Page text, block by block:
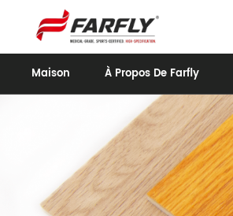
Maison À Propos De Farfly